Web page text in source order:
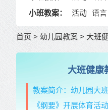
小班教案：
活动 语言
首页 > 幼儿园教案 > 大班
大班健康
教案简介：幼儿园大
《纲要》开展体育活